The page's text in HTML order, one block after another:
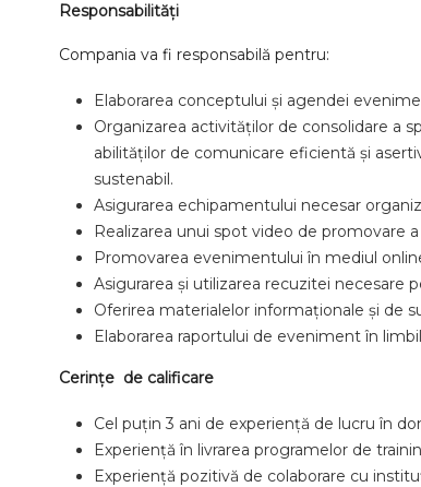
Responsabilități
Compania va fi responsabilă pentru:
Elaborarea conceptului și agendei
Organizarea activităților de consolidare a
abilităților de comunicare eficientă și
sustenabil.
Asigurarea echipamentului necesar
Realizarea unui spot video de promovare
Promovarea evenimentului în mediul
Asigurarea și utilizarea recuzitei necesare
Oferirea materialelor informaționale și de
Elaborarea raportului de eveniment în
Cerințe de calificare
Cel puțin 3 ani de experiență de lucru în
Experiență în livrarea programelor de
Experiență pozitivă de colaborare cu